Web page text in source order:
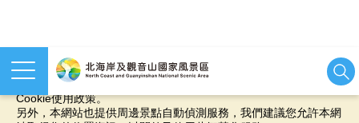
本網站使用cookies等相關技術以持續優化網站服務，並有助於為
您提供更佳的體驗，當您繼續使用本網站即表示您同意我們的
Cookie使用政策。
另外，本網站也提供周邊景點自動偵測服務，我們建議您允許本網